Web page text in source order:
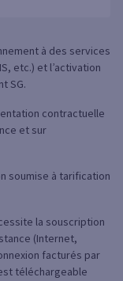
à des services
etc.) et l’activation
SG.
contractuelle
et sur
soumise à tarification
la souscription
(Internet,
facturés par
téléchargeable